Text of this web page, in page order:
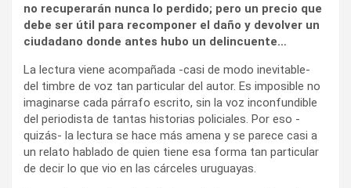
no recuperarán nunca lo perdido; pero un precio que
debe ser útil para recomponer el daño y devolver un
ciudadano donde antes hubo un delincuente…
La lectura viene acompañada -casi de modo inevitable-
del timbre de voz tan particular del autor. Es imposible no
imaginarse cada párrafo escrito, sin la voz inconfundible
del periodista de tantas historias policiales. Por eso -
quizás- la lectura se hace más amena y se parece casi a
un relato hablado de quien tiene esa forma tan particular
de decir lo que vio en las cárceles uruguayas.